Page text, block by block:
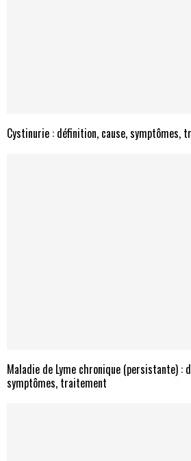
Cystinurie : définition, cause, symptômes,
Maladie de Lyme chronique (persistante) :
symptômes, traitement